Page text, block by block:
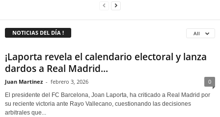
NOTICIAS DEL DÍA ! All
¡Laporta revela el calendario electoral y lanza
dardos a Real Madrid...
Juan Martinez - febrero 3, 2026 0
El presidente del FC Barcelona, Joan Laporta, ha criticado a Real Madrid por
su reciente victoria ante Rayo Vallecano, cuestionando las decisiones
arbitrales que...